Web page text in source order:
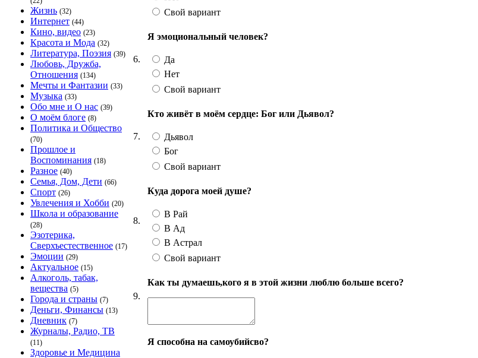
Жизнь (32)
Интернет (44)
Кино, видео (23)
Красота и Мода (32)
Литература, Поэзия (39)
Любовь, Дружба,
Отношения (134)
Мечты и Фантазии (33)
Музыка (33)
Обо мне и О нас (39)
О моём блоге (8)
Политика и Общество
(70)
Прошлое и
Воспоминания (18)
Разное (40)
Семья, Дом, Дети (66)
Спорт (26)
Увлечения и Хобби (20)
Школа и образование
(28)
Эзотерика,
Сверхъестественное (17)
Эмоции (29)
Актуальное (15)
Алкоголь, табак,
вещества (5)
Города и страны (7)
Деньги, Финансы (13)
Дневник (7)
Журналы, Радио, ТВ
(11)
Здоровье и Медицина
Свой вариант
6.
Я эмоциональный человек?
Да
Нет
Свой вариант
7.
Кто живёт в моём сердце: Бог или Дьявол?
Дьявол
Бог
Свой вариант
8.
Куда дорога моей душе?
В Рай
В Ад
В Астрал
Свой вариант
9.
Как ты думаешь,кого я в этой жизни люблю больше всего?
Я способна на самоубийсво?